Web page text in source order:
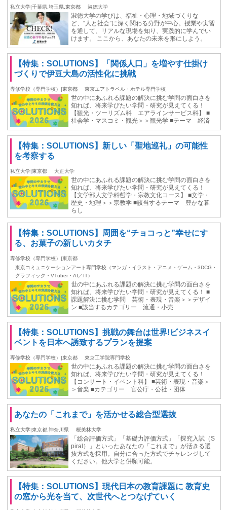
私立大学|千葉県,埼玉県,東京都 淑徳大学
淑徳大学の学びは、福祉・心理・地域づくりな
ど、“人と社会”に深く関わる分野が中心。授業や実習
を通して、リアルな現場を知り、実践的に学んでい
けます。 ここから、あなたの未来を形にしよう。
【特集：SOLUTIONS】「関係人口」を増やす仕掛け
づくりで伊豆大島の活性化に挑戦
専修学校（専門学校）|東京都 東京エアトラベル・ホテル専門学校
世の中にあふれる課題の解決に挑む学問の面白さを
知れば、将来学びたい学問・研究が見えてくる！
【観光・ツーリズム科 エアラインサービス科】 ■
社会学・マスコミ・観光＞＞観光学 ■テーマ 経済
【特集：SOLUTIONS】新しい「聖地巡礼」の可能性
を考察する
私立大学|東京都 大正大学
世の中にあふれる課題の解決に挑む学問の面白さを
知れば、将来学びたい学問・研究が見えてくる！
【文学部人文学科哲学・宗教文化コース】 ■文学・
歴史・地理＞＞宗教学 ■該当するテーマ 豊かな暮
らし
【特集：SOLUTIONS】周囲を“チョコっと”幸せにす
る、お菓子の新しいカタチ
専修学校（専門学校）|東京都
東京コミュニケーションアート専門学校（マンガ・イラスト・アニメ・ゲーム・3DCG・
グラフィック・VTuber・AI／IT）
世の中にあふれる課題の解決に挑む学問の面白さを
知れば、将来学びたい学問・研究が見えてくる！ ■
課題解決に挑む学問 芸術・表現・音楽＞＞デザイ
ン ■該当するカテゴリー 流通・小売
【特集：SOLUTIONS】挑戦の舞台は世界!ビジネスイ
ベントを日本へ誘致するプランを提案
専修学校（専門学校）|東京都 東京工学院専門学校
世の中にあふれる課題の解決に挑む学問の面白さを
知れば、将来学びたい学問・研究が見えてくる！
【コンサート・イベント科】 ■芸術・表現・音楽＞
＞音楽 ■カテゴリー 官公庁・公社・団体
あなたの「これまで」を活かせる総合型選抜
私立大学|東京都,神奈川県 桜美林大学
「総合評価方式」「基礎力評価方式」「探究入試（S
piral）」といったあなたの「これまで」が活きる選
抜方式を採用。自分に合った方式でチャレンジして
ください。他大学と併願可能。
【特集：SOLUTIONS】現代日本の教育課題に 教育史
の窓から光を当て、次世代へとつなげていく